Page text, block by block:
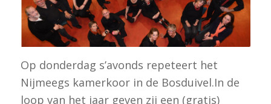
Op donderdag s’avonds repeteert het
Nijmeegs kamerkoor in de Bosduivel.In de
loop van het jaar geven zij een (gratis)